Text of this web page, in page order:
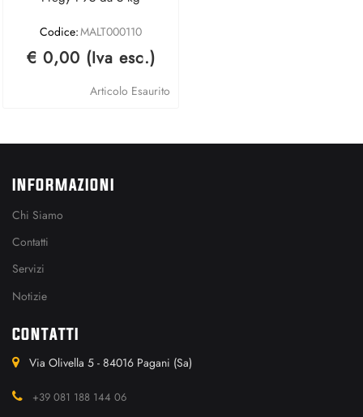
Codice:MALT000110
€ 0,00 (Iva esc.)
Articolo Esaurito
INFORMAZIONI
Chi Siamo
Contatti
Servizi
Notizie
CONTATTI
Via Olivella 5 - 84016 Pagani (Sa)
+39 081 188 144 06